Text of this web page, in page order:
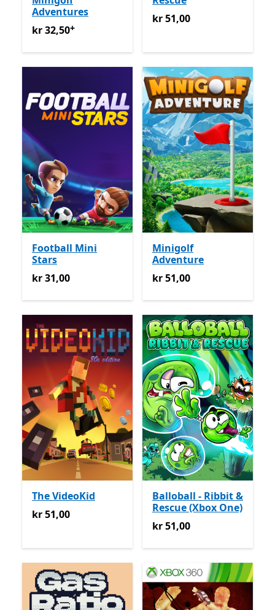
Adventures
kr 32,50Tilbyr kjøp i appen
kr 32,50+
kr 51,00
kr 51,00
Football Mini
Stars
kr 31,00
kr 31,00
Minigolf
Adventure
kr 51,00
kr 51,00
The VideoKid
kr 51,00
kr 51,00
Balloball - Ribbit &
Rescue (Xbox One)
kr 51,00
kr 51,00